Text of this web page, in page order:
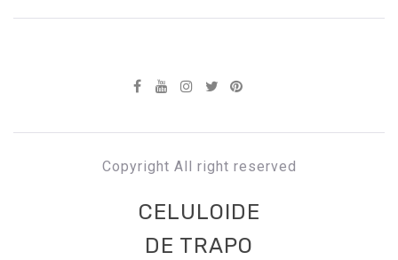
Copyright All right reserved
CELULOIDE
DE TRAPO